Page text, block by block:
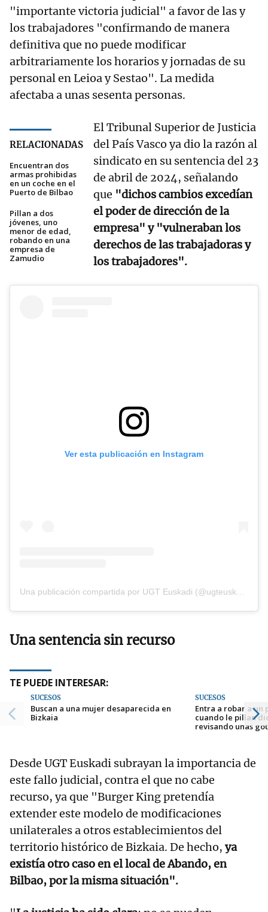
"importante victoria judicial" a favor de las y
los trabajadores "confirmando de manera
definitiva que no puede modificar
arbitrariamente los horarios y jornadas de su
personal en Leioa y Sestao". La medida
afectaba a unas sesenta personas.
RELACIONADAS
Encuentran dos
armas prohibidas
en un coche en el
Puerto de Bilbao
Pillan a dos
jóvenes, uno
menor de edad,
robando en una
empresa de
Zamudio
El Tribunal Superior de Justicia
del País Vasco ya dio la razón al
sindicato en su sentencia del 23
de abril de 2024, señalando
que "dichos cambios excedían
el poder de dirección de la
empresa" y "vulneraban los
derechos de las trabajadoras y
los trabajadores".
Ver esta publicación en Instagram
Una sentencia sin recurso
TE PUEDE INTERESAR:
SUCESOS
Buscan a una mujer desaparecida en
Bizkaia
SUCESOS
Entra a robar a un
cuando le pillan
revisando unas
Desde UGT Euskadi subrayan la importancia de
este fallo judicial, contra el que no cabe
recurso, ya que "Burger King pretendía
extender este modelo de modificaciones
unilaterales a otros establecimientos del
territorio histórico de Bizkaia. De hecho, ya
existía otro caso en el local de Abando, en
Bilbao, por la misma situación".